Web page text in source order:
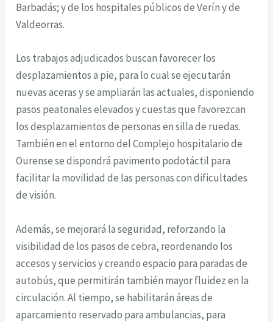
Barbadás; y de los hospitales públicos de Verín y de
Valdeorras.
Los trabajos adjudicados buscan favorecer los
desplazamientos a pie, para lo cual se ejecutarán
nuevas aceras y se ampliarán las actuales, disponiendo
pasos peatonales elevados y cuestas que favorezcan
los desplazamientos de personas en silla de ruedas.
También en el entorno del Complejo hospitalario de
Ourense se dispondrá pavimento podotáctil para
facilitar la movilidad de las personas con dificultades
de visión.
Además, se mejorará la seguridad, reforzando la
visibilidad de los pasos de cebra, reordenando los
accesos y servicios y creando espacio para paradas de
autobús, que permitirán también mayor fluidez en la
circulación. Al tiempo, se habilitarán áreas de
aparcamiento reservado para ambulancias, para